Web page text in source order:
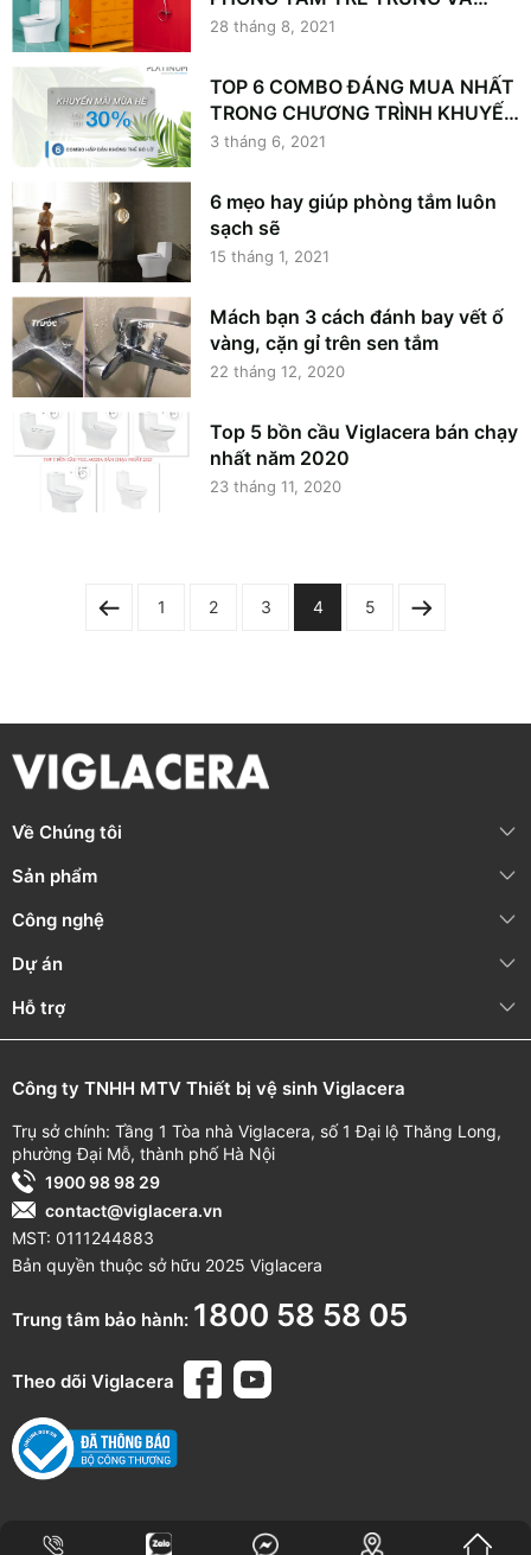
HIỆN ĐẠI
28 tháng 8, 2021
TOP 6 COMBO ĐÁNG MUA NHẤT
TRONG CHƯƠNG TRÌNH KHUYẾN
MẠI MÙA HÈ VIGLACERA
3 tháng 6, 2021
6 mẹo hay giúp phòng tắm luôn
sạch sẽ
15 tháng 1, 2021
Mách bạn 3 cách đánh bay vết ố
vàng, cặn gỉ trên sen tắm
22 tháng 12, 2020
Top 5 bồn cầu Viglacera bán chạy
nhất năm 2020
23 tháng 11, 2020
1 2 3 4 5
Về Chúng tôi
Sản phẩm
Công nghệ
Dự án
Hỗ trợ
Công ty TNHH MTV Thiết bị vệ sinh Viglacera
Trụ sở chính: Tầng 1 Tòa nhà Viglacera, số 1 Đại lộ Thăng Long,
phường Đại Mỗ, thành phố Hà Nội
1900 98 98 29
contact@viglacera.vn
MST: 0111244883
Bản quyền thuộc sở hữu 2025 Viglacera
Trung tâm bảo hành: 1800 58 58 05
Theo dõi Viglacera